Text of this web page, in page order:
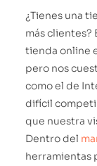
¿Tienes una
más clientes?
tienda online
pero nos
como el de
difícil
que nuestra
Dentro del
herramientas